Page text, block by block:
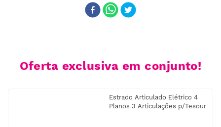
Oferta exclusiva em conjunto!
Estrado Articulado Elétrico 4
Planos 3 Articulações p/Tesour